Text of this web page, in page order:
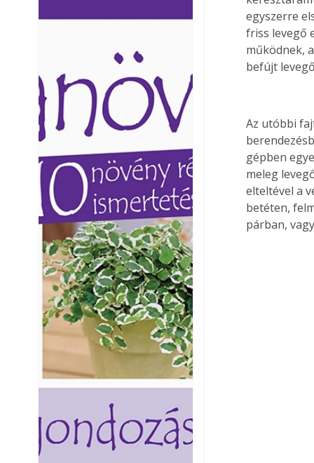
Ezermester
Laptapir kényelmes
mert: – t
egyszerre
friss levegő
működnek,
befújt
Az utóbbi
gépben
meleg
elteltével a
betéten,
párban,